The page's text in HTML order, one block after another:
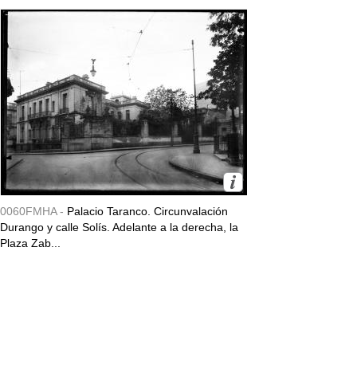
0060FMHA - Palacio Taranco. Circunvalación
Durango y calle Solís. Adelante a la derecha, la
Plaza Zab...